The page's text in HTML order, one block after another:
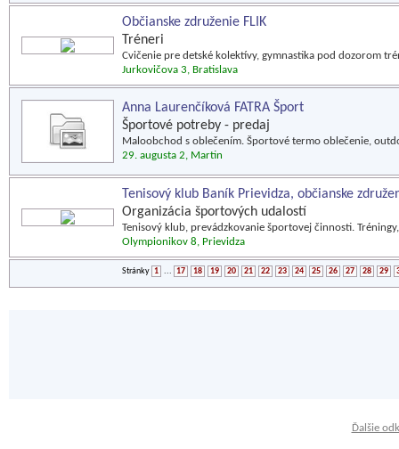
Občianske združenie FLIK
Tréneri
Cvičenie pre detské kolektívy, gymnastika pod dozorom
Jurkovičova 3, Bratislava
Anna Laurenčíková FATRA Šport
Športové potreby - predaj
Maloobchod s oblečením. Športové termo oblečenie,
29. augusta 2, Martin
Tenisový klub Baník Prievidza, občianske
Organizácia športových udalostí
Tenisový klub, prevádzkovanie športovej činnosti.
Olympionikov 8, Prievidza
Stránky 1 ... 17 18 19 20 21 22 23 24 25 26 27 28 29
Ďalšie